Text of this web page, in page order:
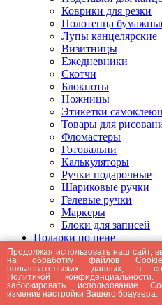
Коврики для резки
Полотенца
Лупы канцелярские
Визитницы
Ежедневники
Скотчи
Блокноты
Ножницы
Этикетки
Товары для
Фломастеры
Готовальни
Калькуляторы
Ручки подарочные
Шариковые ручки
Гелевые ручки
Маркеры
Блоки для записей
Подарки по цене
Подарки от 5000
Подарки до 5000
Подарки до 3000
Подарки до 2000
Подарки до 1000
Продолжая использовать наш сайт,
наобработку файлов Cookie
пользовательских данных, в
Политикой конфиденциальности .
заблокировать использование
изменив настройки Вашего браузера.